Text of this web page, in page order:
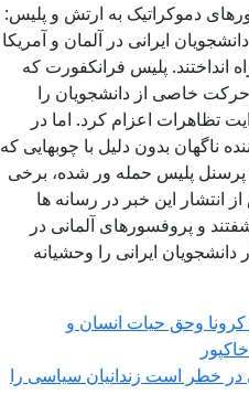
دموکراتیک به ارتش و پلیس:
57 جمعی از دانشجویان ایرانی در آلمان و آمریکا
انداختند. پلیس فرانکفورت که
خاصی از دانشجویان را
تظاهرات اعزام کرد. اما در
ناگهان بدون دلیل با چوبهایی که
پرسنل پلیس حمله ور شده، برخی
انتشار این خبر در رسانه ها
و پروفسورهای آلمانی در
ایرانی را وحشیانه
وحق حیات انسان و
در خطر است زندانیان سیاسی را